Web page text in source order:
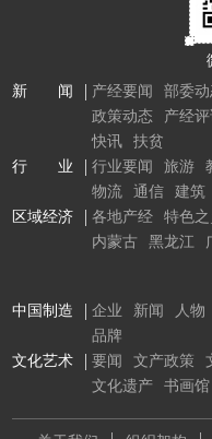
新 闻
产经要闻 部委
政策动态
产经评
快讯
扶贫
行 业
行业要闻 旅游
物流
通信 建筑
区域经济
各地产经 特色
内蒙古
黑龙江
中国制造 企业 新闻 人物
品牌
文化艺术
要闻 文产政策
文化遗产
书画馆